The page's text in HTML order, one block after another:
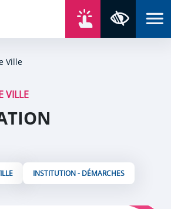
Ville
VILLE
INSTITUTION - DÉMARCHES
cookies